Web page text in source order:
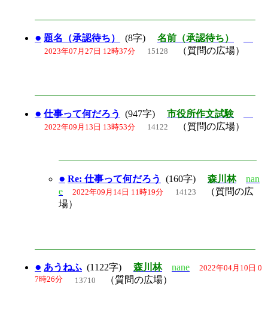
● 題名（承認待ち） (8字) 名前（承認待ち）
2023年07月27日 12時37分 15128 （質問の広場）
● 仕事って何だろう (947字) 市役所作文試験
2022年09月13日 13時53分 14122 （質問の広場）
● Re: 仕事って何だろう (160字) 森川林
nan
e
2022年09月14日 11時19分 14123
（質問の広
場）
● あうねふ (1122字) 森川林 nane 2022年04月10日 0
7時26分 13710 （質問の広場）